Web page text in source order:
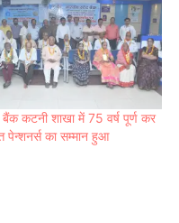
बैंक कटनी शाखा में 75 वर्ष पूर्ण कर
पेन्शनर्स का सम्मान हुआ